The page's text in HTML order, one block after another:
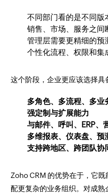
不同部门看的是不同版
销售、市场、服务之间
管理层需要更精细的预
个性化流程、权限和集
这个阶段，企业更应该选择具
多角色、多流程、多业
强定制与扩展能力
与邮件、呼叫、ERP、
多维报表、仪表盘、预
支持跨地区、跨团队协
Zoho CRM 的优势在于，它
配更复杂的业务组织。对成